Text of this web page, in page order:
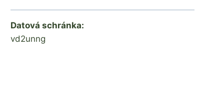
Datová schránka:
vd2unng